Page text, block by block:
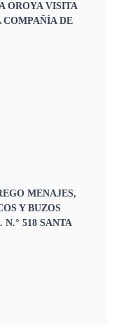
OROYA VISITA
COMPAÑÍA DE
MENAJES,
Y BUZOS
518 SANTA